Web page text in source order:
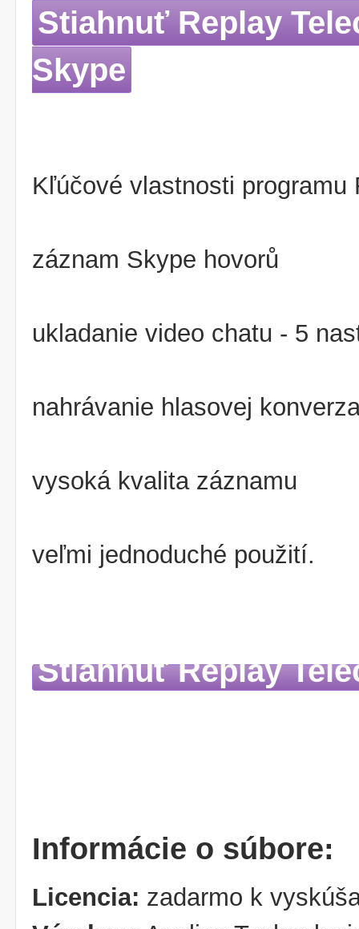
Stiahnuť Replay
Skype
Kľúčové vlastnosti programu
záznam Skype hovorů
ukladanie video chatu - 5
nahrávanie hlasovej
vysoká kvalita záznamu
veľmi jednoduché použití.
Stiahnuť Replay
Informácie o súbore:
Licencia: zadarmo k